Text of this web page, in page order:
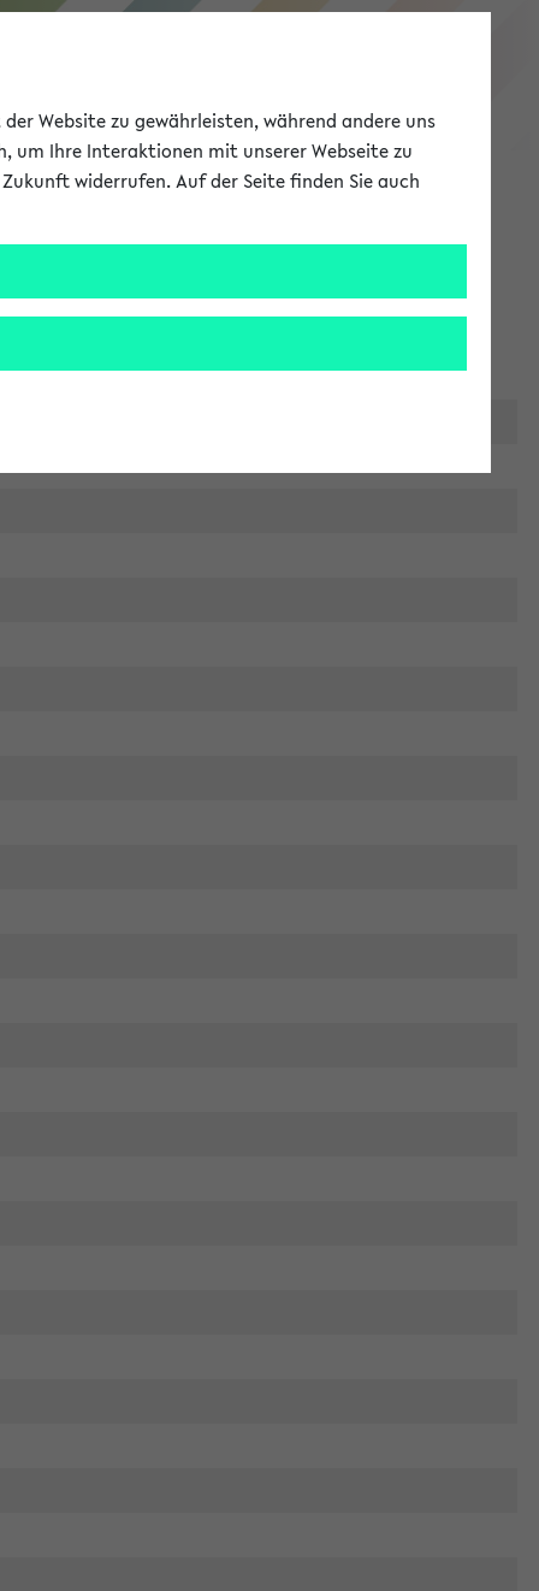
eKVV
Website zu gewährleisten, während andere uns
um Ihre Interaktionen mit unserer Webseite zu
widerrufen. Auf der Seite finden Sie auch